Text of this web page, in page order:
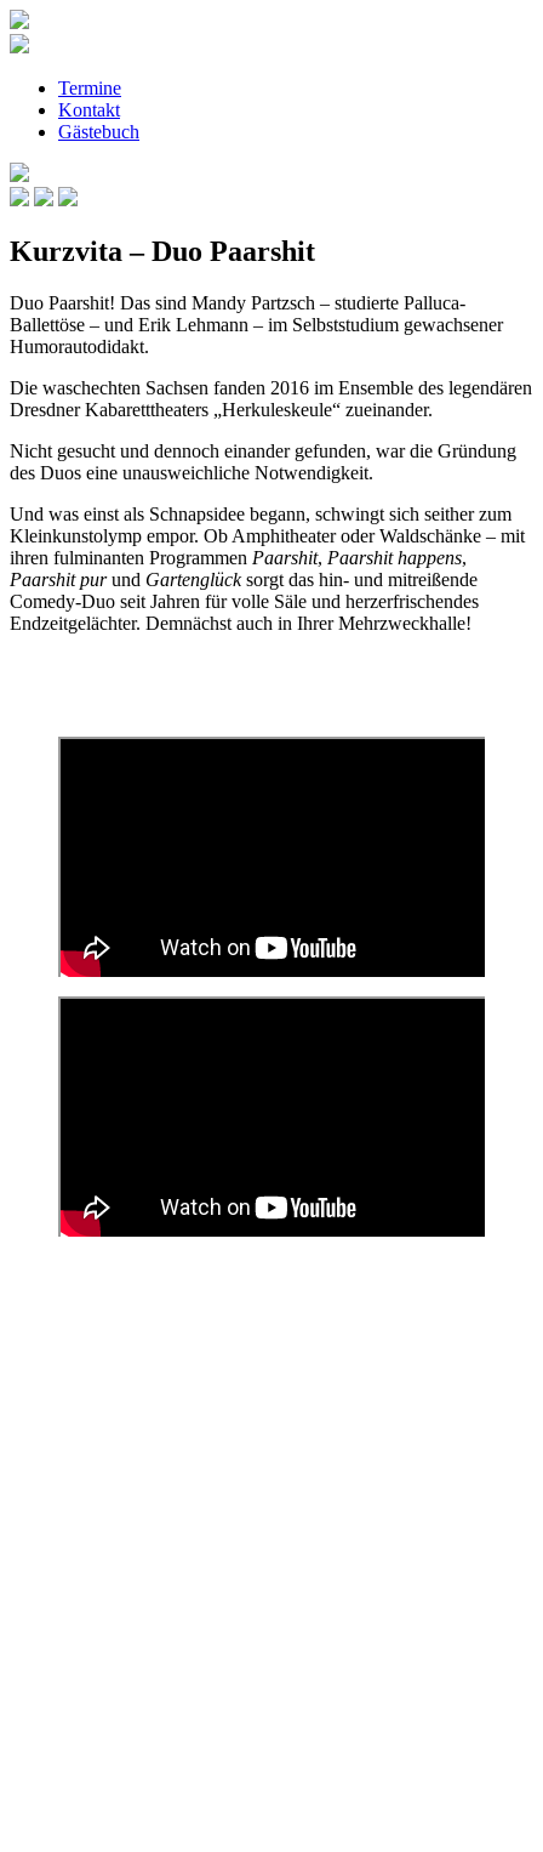
Termine
Kontakt
Gästebuch
Kurzvita – Duo Paarshit
Duo Paarshit! Das sind Mandy Partzsch – studierte Palluca-
Ballettöse – und Erik Lehmann – im Selbststudium gewachsener
Humorautodidakt.
Die waschechten Sachsen fanden 2016 im Ensemble des legendären
Dresdner Kabaretttheaters „Herkuleskeule“ zueinander.
Nicht gesucht und dennoch einander gefunden, war die Gründung
des Duos eine unausweichliche Notwendigkeit.
Und was einst als Schnapsidee begann, schwingt sich seither zum
Kleinkunstolymp empor. Ob Amphitheater oder Waldschänke – mit
ihren fulminanten Programmen Paarshit, Paarshit happens,
Paarshit purund Gartenglücksorgt das hin- und mitreißende
Comedy-Duo seit Jahren für volle Säle und herzerfrischendes
Endzeitgelächter. Demnächst auch in Ihrer Mehrzweckhalle!